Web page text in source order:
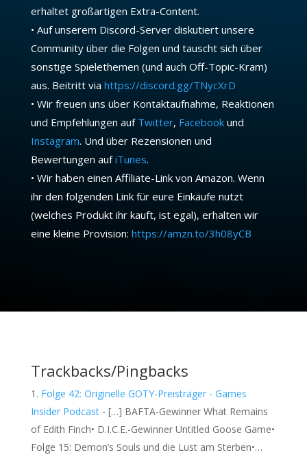
erhaltet großartigen Extra-Content.
• Auf unserem Discord-Server diskutiert unsere
Community über die Folgen und tauscht sich über
sonstige Spielethemen (und auch Off-Topic-Kram)
aus. Beitritt via https://discord.gg/TNycXrD
• Wir freuen uns über Kontaktaufnahme, Reaktionen
und Empfehlungen auf Twitter, Facebookund
Instagram. Und über Rezensionen und
Bewertungen aufiTunes.
• Wir haben einen Affiliate-Link von Amazon. Wenn
ihr den folgenden Link für eure Einkäufe nutzt
(welches Produkt ihr kauft, ist egal), erhalten wir
eine kleine Provision: https://amzn.to/3h08yCB
Trackbacks/Pingbacks
Folge 42: Originelle GOTY-Preisträger - Games
Insider Podcast- […] BAFTA-Gewinner What Remains
of Edith Finch• D.I.C.E.-Gewinner Untitled Goose Game•
Folge 15: Demon’s Souls und die Lust am Sterben•…